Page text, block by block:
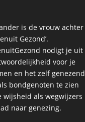
is de vrouw achter
Gezond’.
nodigt je uit
voor je
en het zelf genezend
bondgenoten te zien
als wegwijzers
naar genezing.